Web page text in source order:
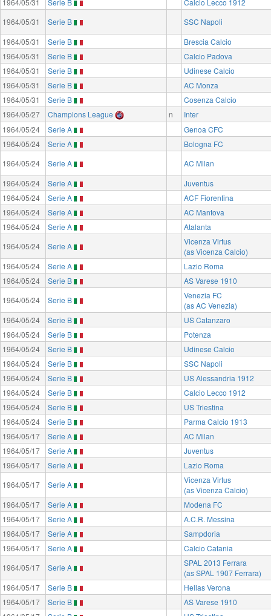
1964/05/31
Serie B
SSC Napoli
1964/05/31
Serie B
Brescia Calcio
1964/05/31
Serie B
Calcio Padova
1964/05/31
Serie B
Udinese Calcio
1964/05/31
Serie B
AC Monza
1964/05/31
Serie B
Cosenza Calcio
1964/05/27
Champions League n
Inter
1964/05/24
Serie A
Genoa CFC
1964/05/24
Serie A
Bologna FC
1964/05/24
Serie A
AC Milan
1964/05/24
Serie A
Juventus
1964/05/24
Serie A
ACF Fiorentina
1964/05/24
Serie A
AC Mantova
1964/05/24
Serie A
Atalanta
1964/05/24
Serie A
Vicenza Virtus
(as Vicenza Calcio)
1964/05/24
Serie A
Lazio Roma
1964/05/24
Serie B
AS Varese 1910
1964/05/24
Serie B
Venezia FC
(as AC Venezia)
1964/05/24
Serie B
US Catanzaro
1964/05/24
Serie B
Potenza
1964/05/24
Serie B
Udinese Calcio
1964/05/24
Serie B
SSC Napoli
1964/05/24
Serie B
US Alessandria 1912
1964/05/24
Serie B
Calcio Lecco 1912
1964/05/24
Serie B
US Triestina
1964/05/24
Serie B
Parma Calcio 1913
1964/05/17
Serie A
AC Milan
1964/05/17
Serie A
Juventus
1964/05/17
Serie A
Lazio Roma
1964/05/17
Serie A
Vicenza Virtus
(as Vicenza Calcio)
1964/05/17
Serie A
Modena FC
1964/05/17
Serie A
A.C.R. Messina
1964/05/17
Serie A
Sampdoria
1964/05/17
Serie A
Calcio Catania
1964/05/17
Serie A
SPAL 2013 Ferrara
(as SPAL 1907 Ferrara)
1964/05/17
Serie B
Hellas Verona
1964/05/17
Serie B
AS Varese 1910